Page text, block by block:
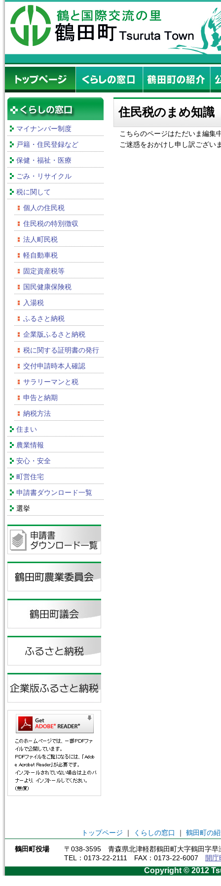
マイナンバー制度
戸籍・住民登録など
保健・福祉・医療
ごみ・リサイクル
税に関して
個人の住民税
住民税の特別徴収
法人町民税
軽自動車税
固定資産税等
国民健康保険税
入湯税
ふるさと納税
企業版ふるさと納税
税に関する証明書の発行
交付申請時本人確認
サラリーマンと税
申告と納期
納税方法
住まい
農業情報
安心・安全
町営住宅
申請書ダウンロード一覧
選挙
住民税のまめ知識
こちらのページはただいま編集
ご迷惑をおかけし申し訳ござい
トップページ ｜ くらしの窓口 ｜ 鶴田町の
鶴田町役場
〒038-3595 青森県北津軽郡鶴田町大字鶴田字早
TEL：0173-22-2111 FAX：0173-22-6007
開
Copyright © 2012